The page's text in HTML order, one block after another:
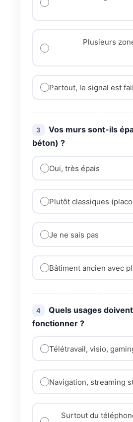
Plusieurs
Partout, le signal est
3
Vos murs sont-ils
béton) ?
Oui, très épais
Plutôt classiques
Je ne sais pas
Bâtiment ancien avec
4
Quels usages
fonctionner ?
Télétravail, visio,
Navigation, streaming
Surtout du